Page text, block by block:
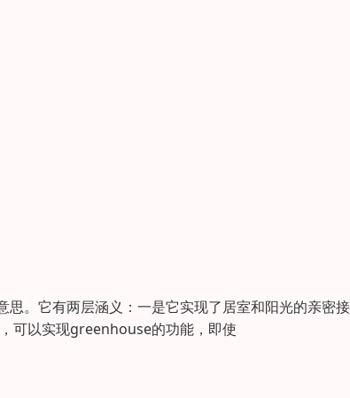
。它有两层涵义：一是它实现了居室和阳光的亲密
可以实现greenhouse的功能，即使